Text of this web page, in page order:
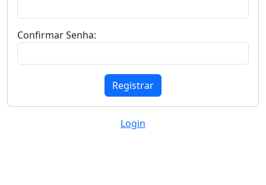
Confirmar Senha:
Registrar
Login